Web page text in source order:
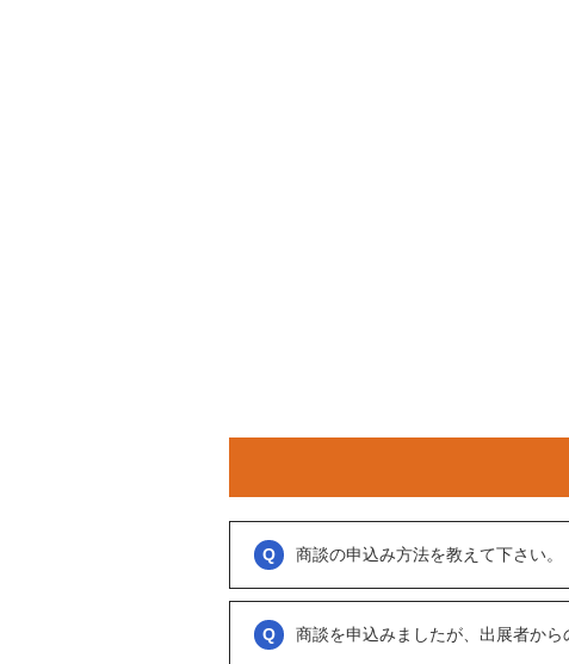
商談の申込み方法を教えて下さい。
「商談を申し込む」ボタンからお申し込みくだ
商談といっても、急に条件、金額交渉を行う訳
をされているのか？
商談を申込みましたが、出展者から